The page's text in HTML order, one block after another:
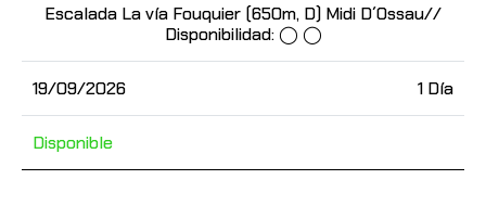
19/09/2026
Escalada La vía Fouquier (650m, D) Midi D´Ossau//
Disponibilidad: ◯ ◯
1 Día
Disponible